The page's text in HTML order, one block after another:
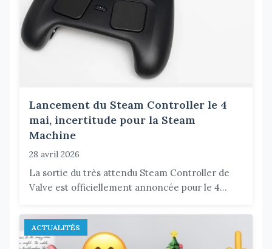
Lancement du Steam Controller le 4
mai, incertitude pour la Steam
Machine
28 avril 2026
La sortie du très attendu Steam Controller de
Valve est officiellement annoncée pour le 4...
ACTUALITÉS